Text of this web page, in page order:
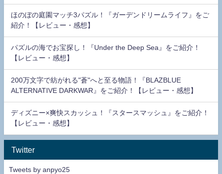
ほのぼの庭園マッチ3パズル！『ガーデンドリームライフ』をご
紹介！【レビュー・感想】
パズルの海でお宝探し！『Under the Deep Sea』をご紹介！
【レビュー・感想】
200万文字で紡がれる"蒼"へと至る物語！『BLAZBLUE
ALTERNATIVE DARKWAR』をご紹介！【レビュー・感想】
ディズニー×爽快スカッシュ！『スタースマッシュ』をご紹介！
【レビュー・感想】
Twitter
Tweets by anpyo25